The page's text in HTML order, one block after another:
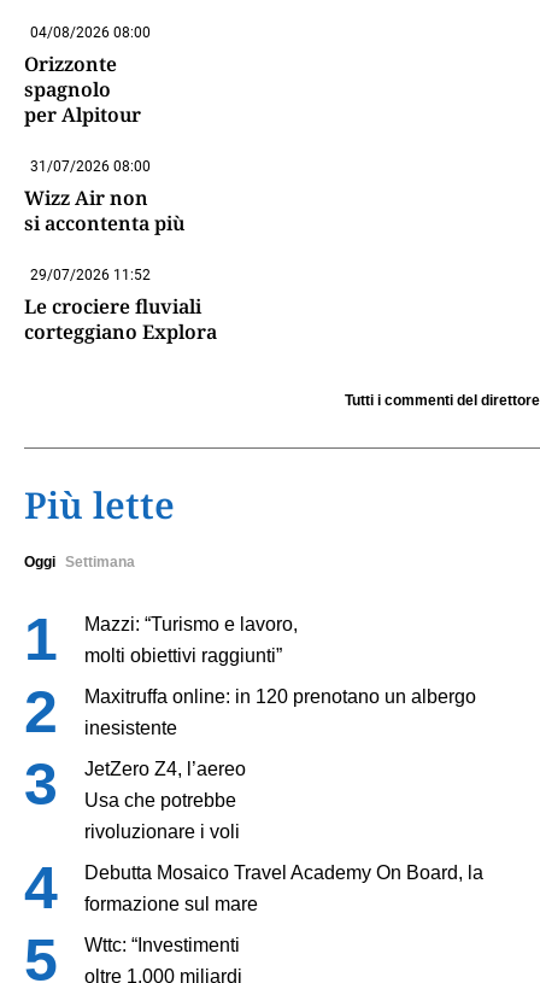
04/08/2026 08:00
Orizzonte
spagnolo
per Alpitour
31/07/2026 08:00
Wizz Air non
si accontenta più
29/07/2026 11:52
Le crociere fluviali
corteggiano Explora
Tutti i commenti del direttore
Più lette
Oggi Settimana
Mazzi: “Turismo e lavoro,
molti obiettivi raggiunti”
Maxitruffa online: in 120 prenotano un albergo
inesistente
JetZero Z4, l’aereo
Usa che potrebbe
rivoluzionare i voli
Debutta Mosaico Travel Academy On Board, la
formazione sul mare
Wttc: “Investimenti
oltre 1.000 miliardi